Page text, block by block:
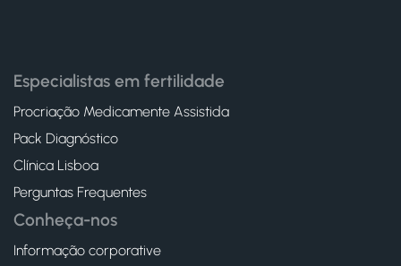
Especialistas em fertilidade
Procriação Medicamente Assistida
Pack Diagnóstico
Clínica Lisboa
Perguntas Frequentes
Conheça-nos
Informação corporative